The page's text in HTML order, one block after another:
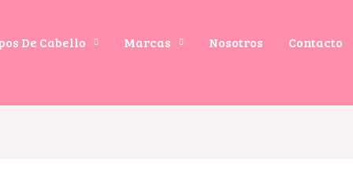
De Cabello Marcas Nosotros Contacto